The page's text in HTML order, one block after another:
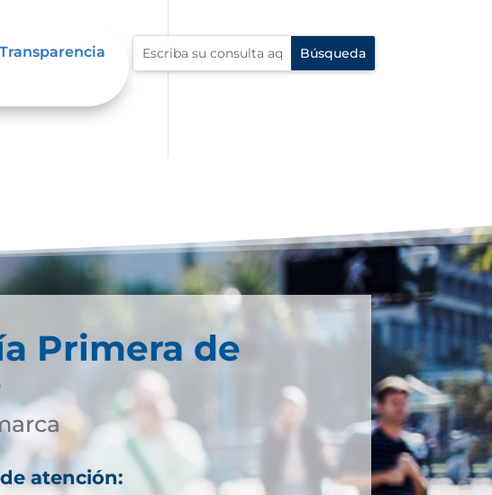
Transparencia
la
Primera de
atención: